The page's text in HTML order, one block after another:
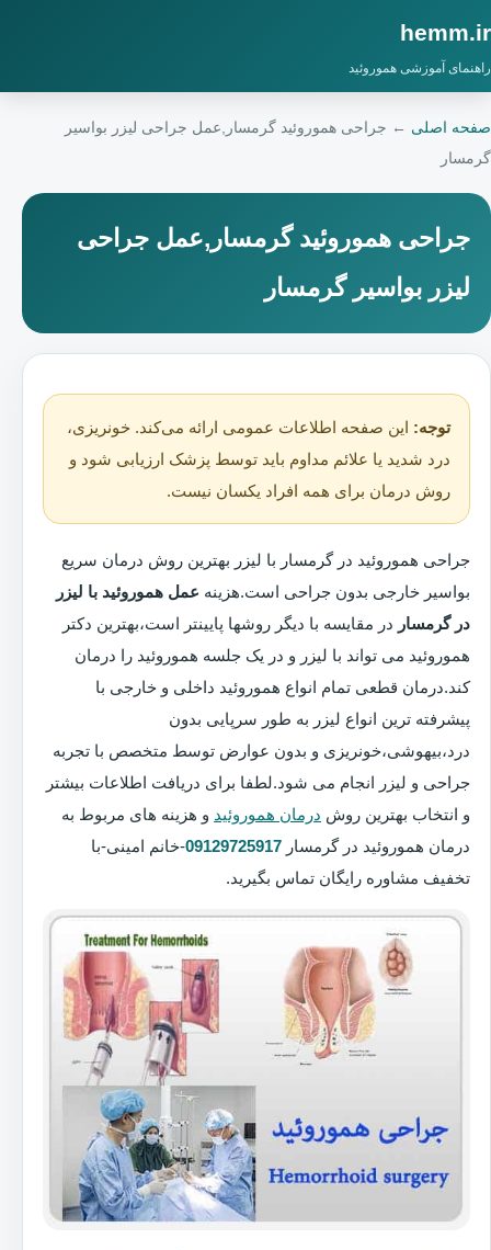
hemm.ir
راهنمای آموزشی هموروئید
صفحه اصلی ← جراحی هموروئید گرمسار,عمل جراحی لیزر بواسیر
گرمسار
جراحی هموروئید گرمسار,عمل جراحی
لیزر بواسیر گرمسار
توجه: این صفحه اطلاعات عمومی ارائه می‌کند. خونریزی،
درد شدید یا علائم مداوم باید توسط پزشک ارزیابی شود و
روش درمان برای همه افراد یکسان نیست.
جراحی هموروئید در گرمسار با لیزر بهترین روش درمان سریع
بواسیر خارجی بدون جراحی است.هزینه عمل هموروئید با لیزر
در گرمسار در مقایسه با دیگر روشها پایینتر است،بهترین دکتر
هموروئید می تواند با لیزر و در یک جلسه هموروئید را درمان
کند.درمان قطعی تمام انواع هموروئید داخلی و خارجی با
پیشرفته ترین انواع لیزر به طور سرپایی بدون
درد،بیهوشی،خونریزی و بدون عوارض توسط متخصص با تجربه
جراحی و لیزر انجام می شود.لطفا برای دریافت اطلاعات بیشتر
و انتخاب بهترین روش درمان هموروئید و هزینه های مربوط به
درمان هموروئید در گرمسار 09129725917-خانم امینی-با
تخفیف مشاوره رایگان تماس بگیرید.